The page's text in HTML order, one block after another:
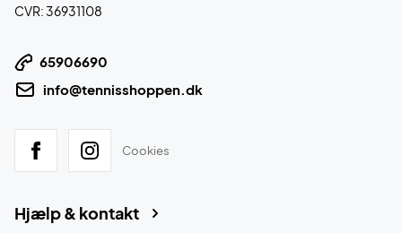
CVR: 36931108
65906690
info@tennisshoppen.dk
Cookies
Hjælp & kontakt